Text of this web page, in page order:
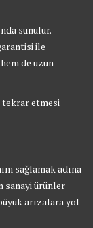
sunulur.
ile
de uzun
tekrar etmesi
sağlamak adına
sanayi ürünler
arızalara yol